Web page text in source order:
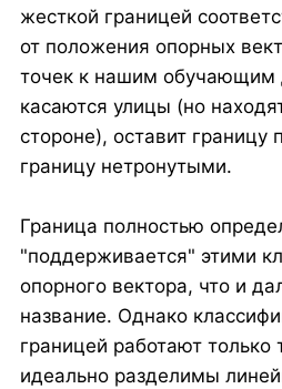
жесткой границей
от положения опорных
точек к нашим обучающим
касаются улицы (но
стороне), оставит границу
границу нетронутыми.
Граница полностью
"поддерживается" этими
опорного вектора, что и
название. Однако
границей работают только
идеально разделимы